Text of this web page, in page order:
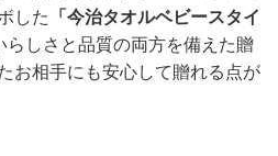
した
「今治タオルベビースタイ
らしさと品質の両方を備えた贈
お相手にも安心して贈れる点が